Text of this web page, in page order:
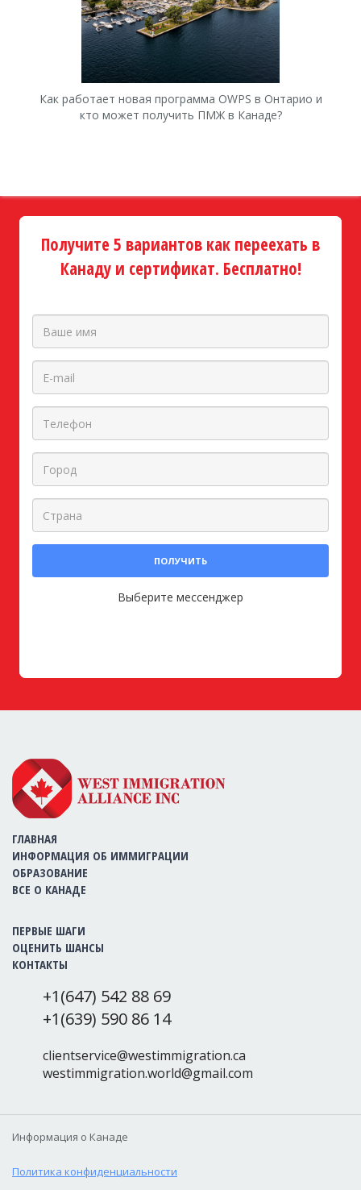
Как работает новая программа OWPS в Онтарио и
кто может получить ПМЖ в Канаде?
Получите 5 вариантов как переехать в
Канаду и сертификат. Бесплатно!
ПОЛУЧИТЬ
Выберите мессенджер
ГЛАВНАЯ
ИНФОРМАЦИЯ ОБ ИММИГРАЦИИ
ОБРАЗОВАНИЕ
ВСЕ О КАНАДЕ
ПЕРВЫЕ ШАГИ
ОЦЕНИТЬ ШАНСЫ
КОНТАКТЫ
+1(647) 542 88 69
+1(639) 590 86 14
clientservice@westimmigration.ca
westimmigration.world@gmail.com
Информация о Канаде
Политика конфиденциальности